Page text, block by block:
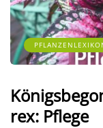
rex: Pflege